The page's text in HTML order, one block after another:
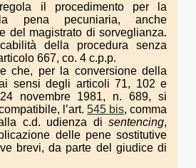
il procedimento per la
pena pecuniaria, anche
del magistrato di sorveglianza.
della procedura senza
667, co. 4 c.p.p.
che, per la conversione della
sensi degli articoli 71, 102 e
novembre 1981, n. 689, si
l’art. 545 bis, comma
c.d. udienza di sentencing,
delle pene sostitutive
brevi, da parte del giudice di